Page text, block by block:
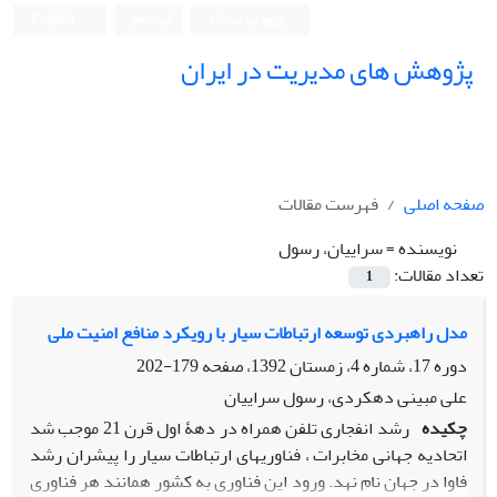
پژوهش های مدیریت در ایران
صفحه اصلی
فهرست مقالات
نویسنده =سراییان، رسول
تعداد مقالات:
1
مدل راهبردی توسعه ارتباطات سیار با رویکرد منافع امنیت ملی
دوره 17، شماره 4، زمستان 1392، صفحه
179-202
علی مبینی دهکردی، رسول سراییان
چکیده
رشد انفجاری تلفن همراه در دهۀ اول قرن 21 موجب شد
اتحادیه جهانی مخابرات ، فناوری‏های ارتباطات سیار را پیشران رشد
فاوا در جهان نام نهد. ورود این فناوری به کشور همانند هر فناوری